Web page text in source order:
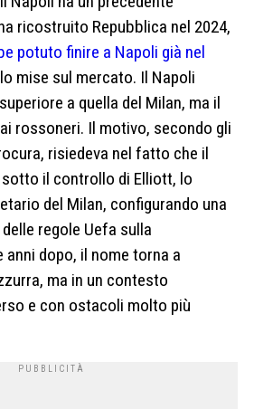
ricostruito Repubblica nel 2024,
potuto finire a Napoli già nel
mise sul mercato. Il Napoli
a quella del Milan, ma il
rossoneri. Il motivo, secondo gli
risiedeva nel fatto che il
sotto il controllo di Elliott, lo
del Milan, configurando una
regole Uefa sulla
dopo, il nome torna a
ma in un contesto
e con ostacoli molto più